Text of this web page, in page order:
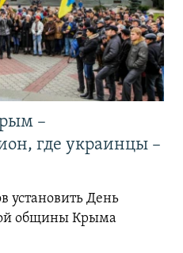
–
где украинцы –
установить День
общины Крыма